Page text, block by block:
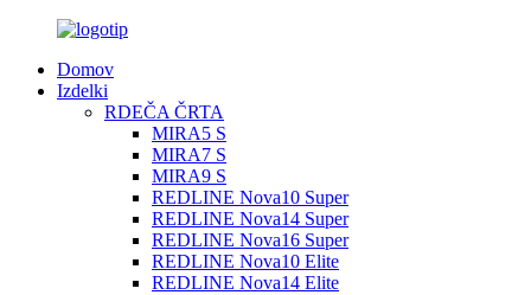
Domov
Izdelki
RDEČA ČRTA
MIRA5 S
MIRA7 S
MIRA9 S
REDLINE Nova10 Super
REDLINE Nova14 Super
REDLINE Nova16 Super
REDLINE Nova10 Elite
REDLINE Nova14 Elite